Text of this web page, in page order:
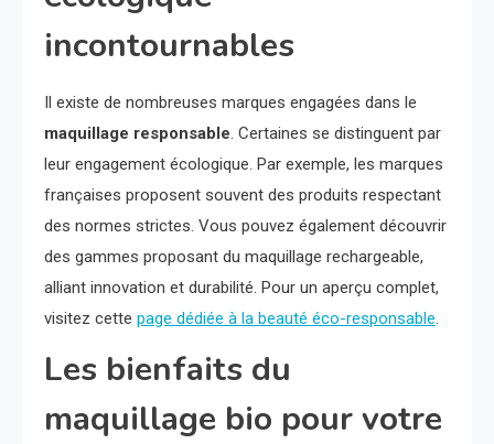
incontournables
Il existe de nombreuses marques engagées dans le
maquillage responsable. Certaines se distinguent par
leur engagement écologique. Par exemple, les marques
françaises proposent souvent des produits respectant
des normes strictes. Vous pouvez également découvrir
des gammes proposant du maquillage rechargeable,
alliant innovation et durabilité. Pour un aperçu complet,
visitez cette page dédiée à la beauté éco-responsable.
Les bienfaits du
maquillage bio pour votre